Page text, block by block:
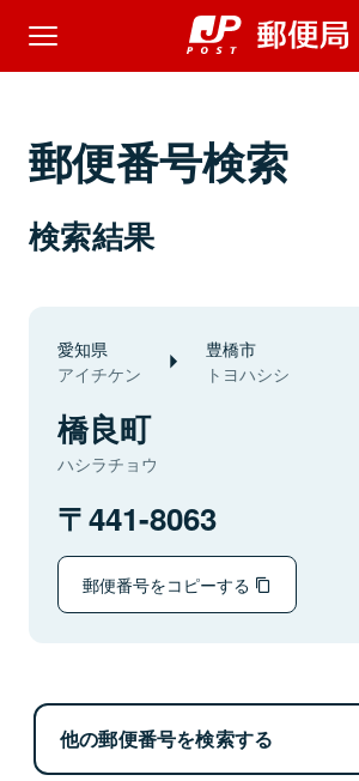
郵便番号検索
検索結果
愛知県
アイチケン
豊橋市
トヨハシシ
橋良町
ハシラチョウ
441-8063
郵便番号をコピーする
他の郵便番号を検索する